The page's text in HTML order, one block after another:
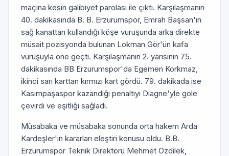
maçına kesin galibiyet parolası ile çıktı. Karşılaşmanın
40. dakikasında B. B. Erzurumspor, Emrah Başsan'ın
sağ kanattan kullandığı köşe vuruşunda arka direkte
müsait pozisyonda bulunan Lokman Gör'ün kafa
vuruşuyla öne geçti. Karşılaşmanın 2. yarısının 75.
dakikasında BB Erzurumspor'da Egemen Korkmaz,
ikinci sarı karttan kırmızı kart gördü. 79. dakikada ise
Kasımpaşaspor kazandığı penaltıyı Diagne'yle gole
çevirdi ve eşitliği sağladı.
Müsabaka ve müsabaka sonunda orta hakem Arda
Kardeşler'in kararları eleştiri konusu oldu. B.B.
Erzurumspor Teknik Direktörü Mehmet Özdilek,